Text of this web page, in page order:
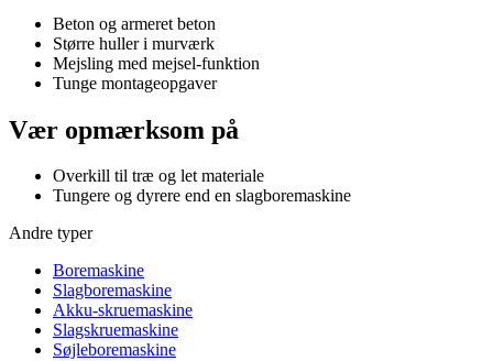
Beton og armeret beton
Større huller i murværk
Mejsling med mejsel-funktion
Tunge montageopgaver
Vær opmærksom på
Overkill til træ og let materiale
Tungere og dyrere end en slagboremaskine
Andre typer
Boremaskine
Slagboremaskine
Akku-skruemaskine
Slagskruemaskine
Søjleboremaskine